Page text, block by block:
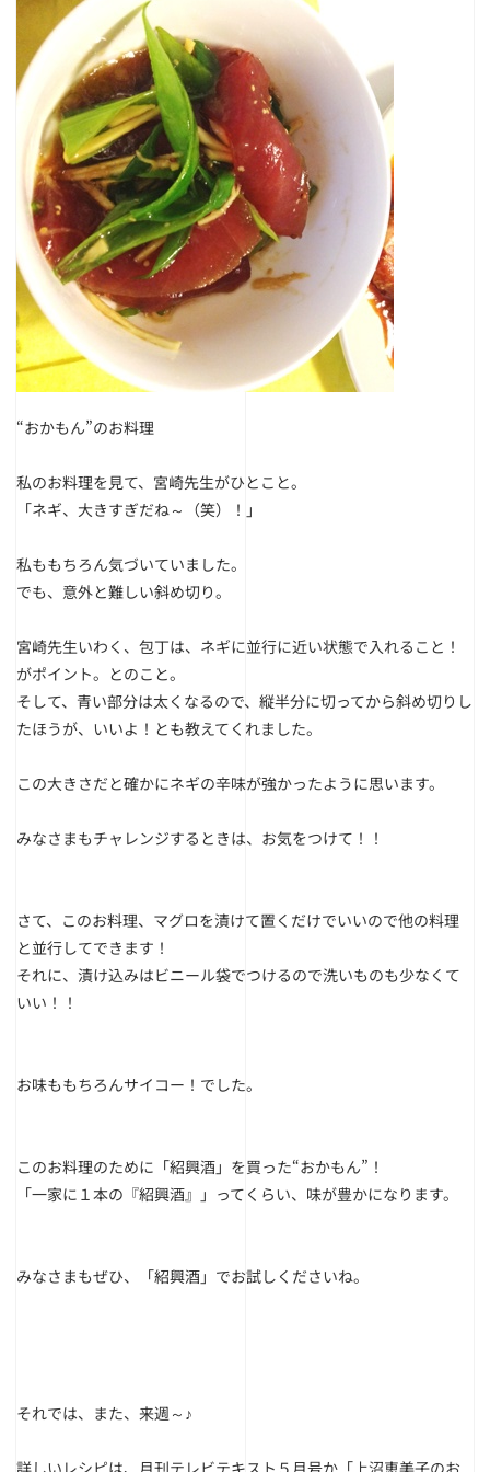
“おかもん”のお料理
私のお料理を見て、宮崎先生がひとこと。
「ネギ、大きすぎだね～（笑）！」
私ももちろん気づいていました。
でも、意外と難しい斜め切り。
宮崎先生いわく、包丁は、ネギに並行に近い状態で入れること！
がポイント。とのこと。
そして、青い部分は太くなるので、縦半分に切ってから斜め切りし
たほうが、いいよ！とも教えてくれました。
この大きさだと確かにネギの辛味が強かったように思います。
みなさまもチャレンジするときは、お気をつけて！！
さて、このお料理、マグロを漬けて置くだけでいいので他の料理
と並行してできます！
それに、漬け込みはビニール袋でつけるので洗いものも少なくて
いい！！
お味ももちろんサイコー！でした。
このお料理のために「紹興酒」を買った“おかもん”！
「一家に１本の『紹興酒』」ってくらい、味が豊かになります。
みなさまもぜひ、「紹興酒」でお試しくださいね。
それでは、また、来週～♪
詳しいレシピは、月刊テレビテキスト５月号か「上沼恵美子のお